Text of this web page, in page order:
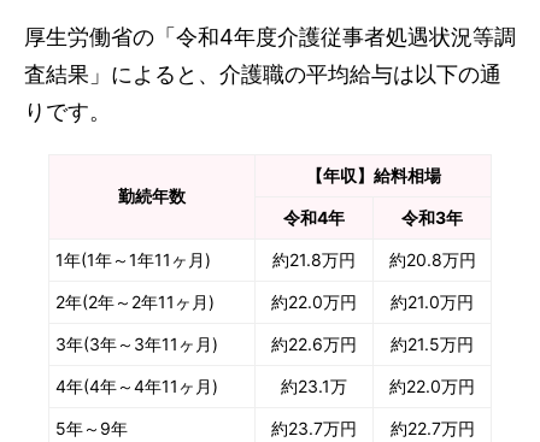
厚生労働省の「令和4年度介護従事者処遇状況等調
査結果」によると、介護職の平均給与は以下の通
りです。
勤続年数
【年収】給料相場
令和4年 令和3年
1年(1年～1年11ヶ月) 約21.8万円 約20.8万円
2年(2年～2年11ヶ月) 約22.0万円 約21.0万円
3年(3年～3年11ヶ月) 約22.6万円 約21.5万円
4年(4年～4年11ヶ月) 約23.1万 約22.0万円
5年～9年 約23.7万円 約22.7万円